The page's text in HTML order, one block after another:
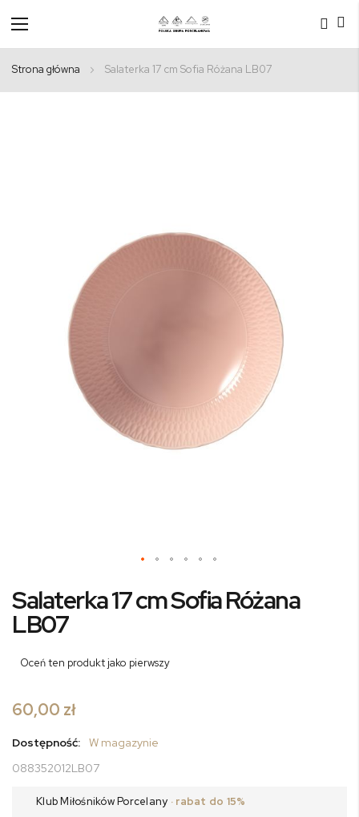
Przełącznik
Nav
Strona główna Salaterka 17 cm Sofia Różana LB07
na
początek
galerii
Salaterka 17 cm Sofia Różana
LB07
Oceń ten produkt jako pierwszy
60,00 zł
Dostępność:
W magazynie
088352012LB07
Klub Miłośników Porcelany · rabat do 15%